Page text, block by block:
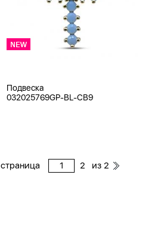
Подвеска
032025769GP-BL-CB9
страница 2 из 2